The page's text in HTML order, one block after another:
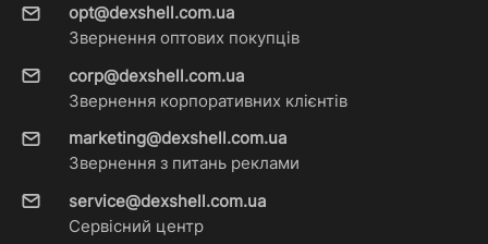
opt@dexshell.com.ua
Звернення оптових покупців
corp@dexshell.com.ua
Звернення корпоративних клієнтів
marketing@dexshell.com.ua
Звернення з питань реклами
service@dexshell.com.ua
Сервісний центр